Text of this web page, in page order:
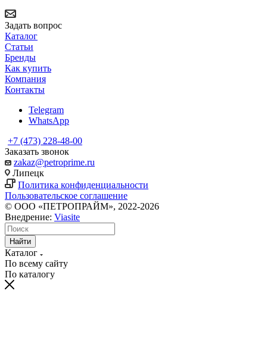
Задать вопрос
Каталог
Статьи
Бренды
Как купить
Компания
Контакты
Telegram
WhatsApp
+7 (473) 228-48-00
Заказать звонок
zakaz@petroprime.ru
Липецк
Политика конфиденциальности
Пользовательское соглашение
© ООО «ПЕТРОПРАЙМ», 2022-2026
Внедрение: Viasite
Найти
Каталог
По всему сайту
По каталогу